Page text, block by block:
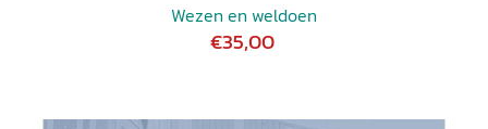
Wezen en weldoen
€35,00